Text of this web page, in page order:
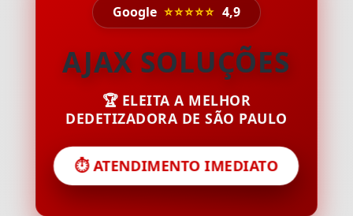
Google ⭐⭐⭐⭐⭐ 4,9
AJAX SOLUÇÕES
🏆 ELEITA A MELHOR
DEDETIZADORA DE SÃO PAULO
⏱️ ATENDIMENTO IMEDIATO